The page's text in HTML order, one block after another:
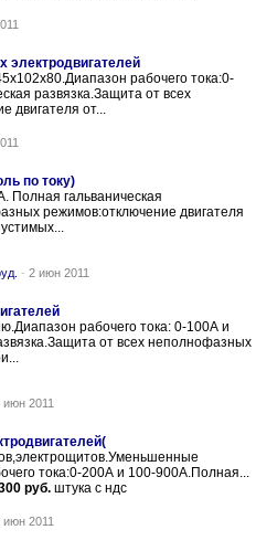
рабочего тока:0-
развязка.Защита от всех
двигателя от...
по току)
Полная гальваническая
режимов:отключение двигателя
- 2 июн 2011
рабочего тока: 0-100А и
от всех неполнофазных
июн 2011
тока:0-200А и 100-900А.Полная...
руб. штука с ндс
июн 2011